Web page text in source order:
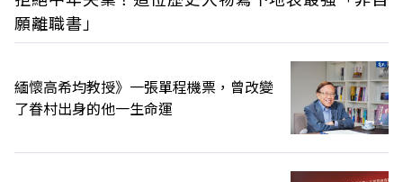
願離職書」
緬懷高希均教授》一張單程機票，曾改變
了眷村出身的他一生命運